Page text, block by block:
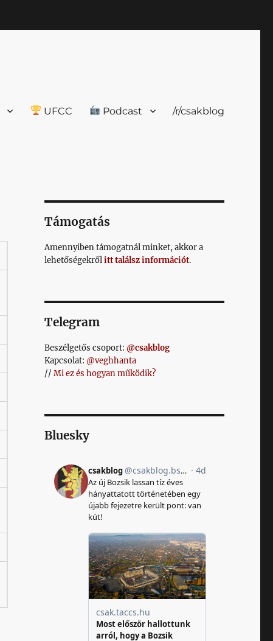
UFCC Podcast /r/csakblog
Támogatás
Amennyiben támogatnál minket, akkor a
lehetőségekrőlitt találsz információt.
Telegram
Beszélgetős csoport: @csakblog
Kapcsolat: @veghhanta
// Mi ez és hogyan működik?
Bluesky